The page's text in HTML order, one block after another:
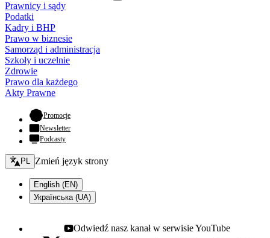
Prawnicy i sądy
Podatki
Kadry i BHP
Prawo w biznesie
Samorząd i administracja
Szkoły i uczelnie
Zdrowie
Prawo dla każdego
Akty Prawne
Promocje- otwiera się w nowej karcie
Newsletter
Podcasty
Zmień język - bieżący:
PL Zmień język strony
English (EN)
Українська (UA)
Youtube - otwiera się w nowej karcie
Odwiedź nasz kanał w serwisie YouTube